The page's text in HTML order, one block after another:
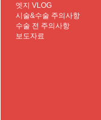
엣지 VLOG
시술&수술 주의사항
수술 전 주의사항
보도자료